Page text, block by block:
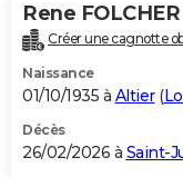
Rene FOLCHER
Créer une cagnotte
Naissance
01/10/1935 à Altier(
Décès
26/02/2026 à Saint-